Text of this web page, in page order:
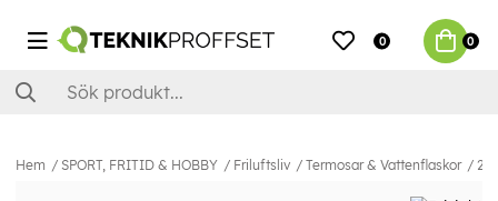
0 0
Hem SPORT, FRITID & HOBBY Friluftsliv Termosar & Vattenflaskor